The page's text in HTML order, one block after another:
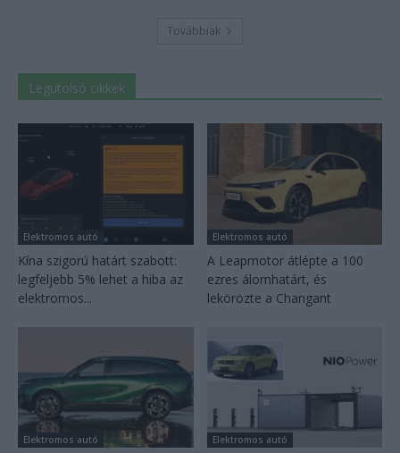
Továbbiak
Legutolsó cikkek
Elektromos autó
Kína szigorú határt szabott:
legfeljebb 5% lehet a hiba az
elektromos...
Elektromos autó
A Leapmotor átlépte a 100
ezres álomhatárt, és
lekörözte a Changant
Elektromos autó Elektromos autó